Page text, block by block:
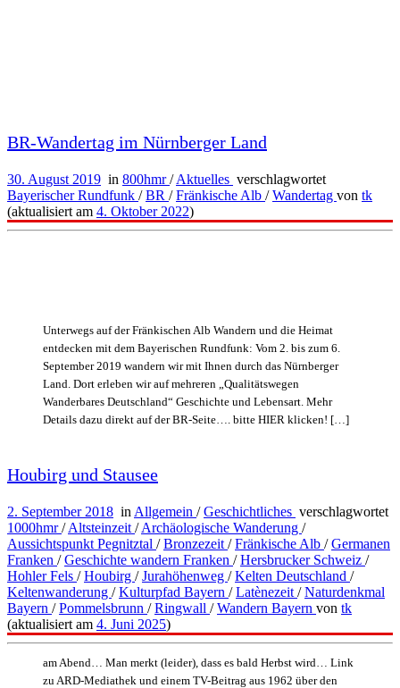
Unterwegs auf der Fränkischen Alb Wandern und die Heimat
entdecken mit dem Bayerischen Rundfunk: Vom 2. bis zum 6.
September 2019 wandern wir mit Ihnen durch das Nürnberger
Land. Dort erleben wir auf mehreren „Qualitätswegen
Wanderbares Deutschland“ Geschichte und Lebensart. Mehr
Details dazu direkt auf der BR-Seite…. bitte HIER klicken! […]
BR-Wandertag im Nürnberger Land
30. August 2019 in 800hmr/Aktuelles verschlagwortet
Bayerischer Rundfunk /BR /Fränkische Alb /Wandertag von tk
(aktualisiert am 4. Oktober 2022)
am Abend… Man merkt (leider), dass es bald Herbst wird… Link
zu ARD-Mediathek und einem TV-Beitrag aus 1962 über den
Houbirg und Stausee
2. September 2018 in Allgemein /Geschichtliches verschlagwortet
1000hmr/Altsteinzeit /Archäologische Wanderung /
Aussichtspunkt Pegnitztal /Bronzezeit /Fränkische Alb /Germanen
Franken /Geschichte wandern Franken /Hersbrucker Schweiz /
Hohler Fels /Houbirg /Jurahöhenweg /Kelten Deutschland /
Keltenwanderung /Kulturpfad Bayern /Latènezeit /Naturdenkmal
Bayern /Pommelsbrunn /Ringwall /Wandern Bayern von tk
(aktualisiert am 4. Juni 2025)